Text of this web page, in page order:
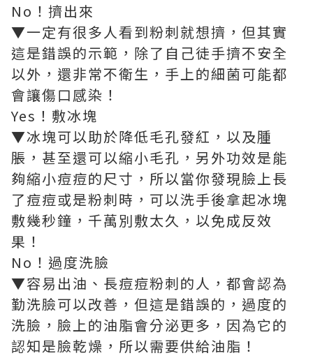
No！擠出來
▼一定有很多人看到粉刺就想擠，但其實
這是錯誤的示範，除了自己徒手擠不安全
以外，還非常不衛生，手上的細菌可能都
會讓傷口感染！
Yes！敷冰塊
▼冰塊可以助於降低毛孔發紅，以及腫
脹，甚至還可以縮小毛孔，另外功效是能
夠縮小痘痘的尺寸，所以當你發現臉上長
了痘痘或是粉刺時，可以洗手後拿起冰塊
敷幾秒鐘，千萬別敷太久，以免成反效
果！
No！過度洗臉
▼容易出油、長痘痘粉刺的人，都會認為
勤洗臉可以改善，但這是錯誤的，過度的
洗臉，臉上的油脂會分泌更多，因為它的
認知是臉乾燥，所以需要供給油脂！